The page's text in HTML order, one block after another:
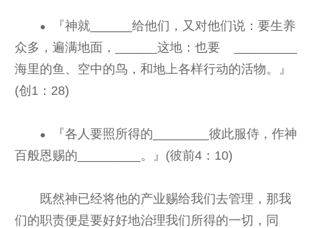
●
『神就______给他们，又对他们说：要生养
众多，遍满地面，______这地：也要 _________
海里的鱼、空中的鸟，和地上各样行动的活物。』
(创1：28)
●
『各人要照所得的________彼此服侍，作神
百般恩赐的_________。』(彼前4：10)
既然神已经将他的产业赐给我们去管理，那我
们的职责便是要好好地治理我们所得的一切，同